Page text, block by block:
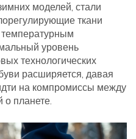
моделей, стали
ткани
уровень
технологических
расширяется, давая
на компромиссы между
о планете.